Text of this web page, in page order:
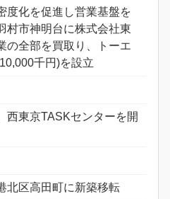
度化を促進し営業基盤を
村市神明台に株式会社東
の全部を買取り、トーエ
千円)を設立
西東京TASKセンターを開
北区高田町に新築移転